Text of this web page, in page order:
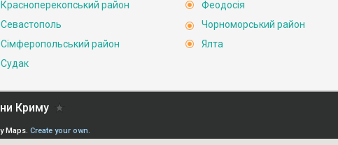
Красноперекопський район
Севастополь
Сімферопольський район
Судак
Феодосія
Чорноморський район
Ялта